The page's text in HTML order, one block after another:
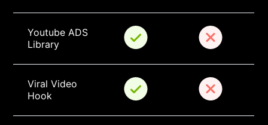
Youtube ADS
Library
Viral Video
Hook